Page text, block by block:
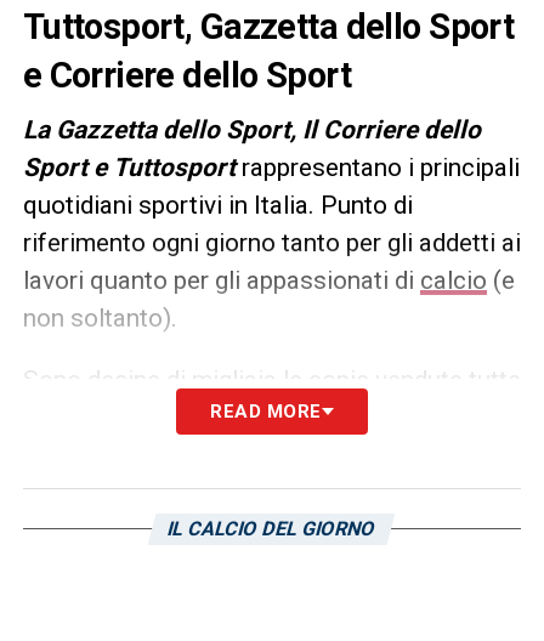
Tuttosport, Gazzetta dello Sport
e Corriere dello Sport
La Gazzetta dello Sport, Il Corriere dello
Sport e Tuttosportrappresentano i principali
quotidiani sportivi in Italia. Punto di
riferimento ogni giorno tanto per gli addetti ai
lavori quanto per gli appassionati di calcio (e
non soltanto).
Sono decine di migliaia le copie vendute tutte
le mattine in edicola, ma un’anteprima dei
già dalla sera precedente. Ecco, allora, le
prime pagine deiQuotidiani Sportividi oggi
READ MORE
IL CALCIO DEL GIORNO